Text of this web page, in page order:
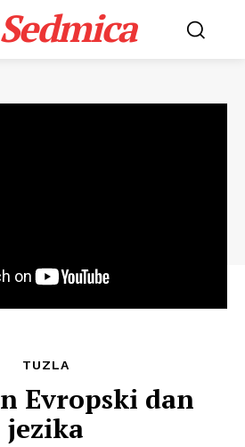
Sedmica
TUZLA
Evropski dan
jezika